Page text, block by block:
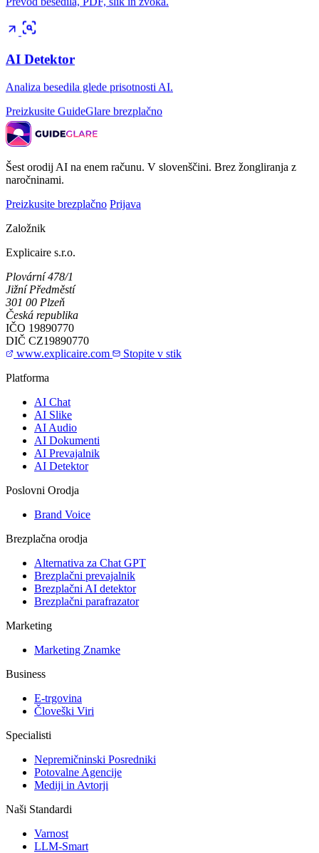
AI Detektor
Analiza besedila glede prisotnosti AI.
Preizkusite GuideGlare brezplačno
Šest orodij AI na enem računu. V slovenščini. Brez žongliranja z
naročninami.
Preizkusite brezplačno Prijava
Založnik
Explicaire s.r.o.
Plovární 478/1
Jižní Předměstí
301 00 Plzeň
Česká republika
IČO 19890770
DIČ CZ19890770
www.explicaire.com
Stopite v stik
Platforma
AI Chat
AI Slike
AI Audio
AI Dokumenti
AI Prevajalnik
AI Detektor
Poslovni Orodja
Brand Voice
Brezplačna orodja
Alternativa za Chat GPT
Brezplačni prevajalnik
Brezplačni AI detektor
Brezplačni parafrazator
Marketing
Marketing Znamke
Business
E-trgovina
Človeški Viri
Specialisti
Nepremičninski Posredniki
Potovalne Agencije
Mediji in Avtorji
Naši Standardi
Varnost
LLM-Smart